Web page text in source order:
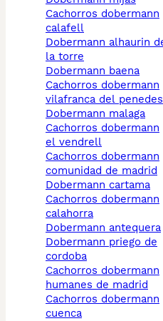
cachorros dobermann
calafell
dobermann alhaurin de
la torre
dobermann baena
cachorros dobermann
vilafranca del penedes
dobermann malaga
cachorros dobermann
el vendrell
cachorros dobermann
comunidad de madrid
dobermann cartama
cachorros dobermann
calahorra
dobermann antequera
dobermann priego de
cordoba
cachorros dobermann
humanes de madrid
cachorros dobermann
cuenca